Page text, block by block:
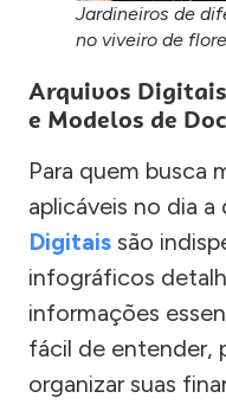
Jardineiros de
no viveiro de
Arquivos
e Modelos de
Para quem busca
aplicáveis no dia a
Digitais são
infográficos
informações
fácil de entender,
organizar suas